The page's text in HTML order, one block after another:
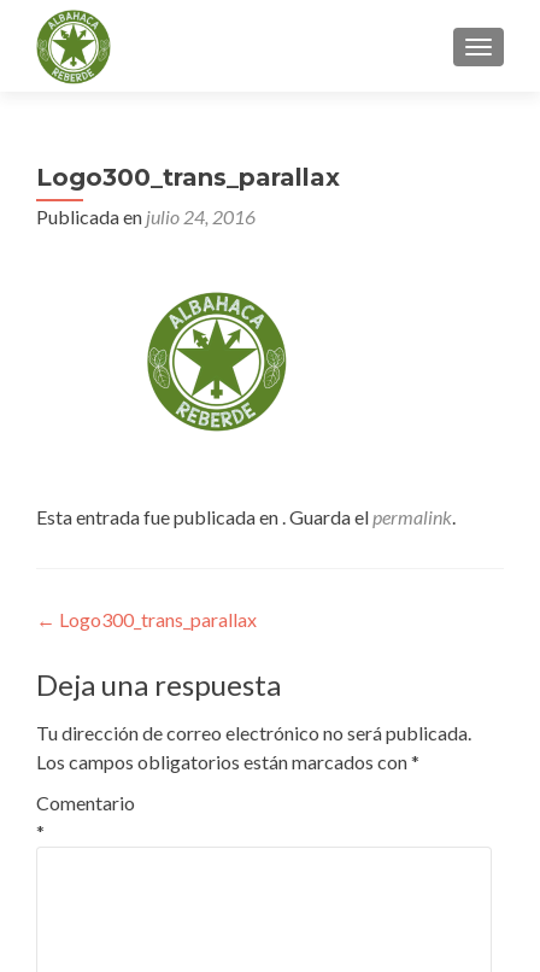
Logo300_trans_parallax
Publicada en julio 24, 2016
Esta entrada fue publicada en . Guarda elpermalink.
Navegación
de
entradas
← Logo300_trans_parallax
Deja una respuesta
Tu dirección de correo electrónico no será publicada.
Los campos obligatorios están marcados con*
Comentario
*